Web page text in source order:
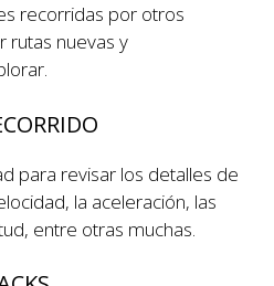
recorridas por otros
rutas nuevas y
para revisar los detalles de
la aceleración, las
entre otras muchas.